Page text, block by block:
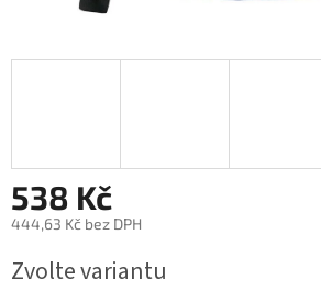
538 Kč
444,63 Kč bez DPH
cena:
Zvolte variantu